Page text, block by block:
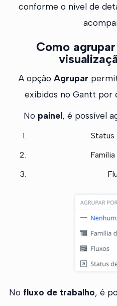
conforme o nível de
Como
A opçãoAgrupar
exibidos no Gantt por
No painel, é possível
Status
No fluxo de trabalho, é